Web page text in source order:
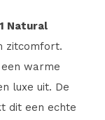
Natural
zitcomfort.
warme
luxe uit. De
dit een echte